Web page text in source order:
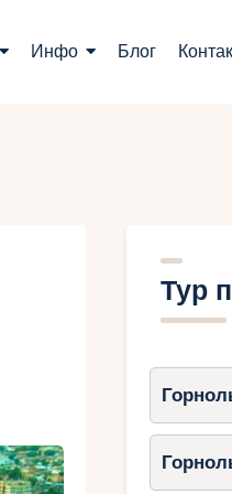
Инфо Блог
Тур